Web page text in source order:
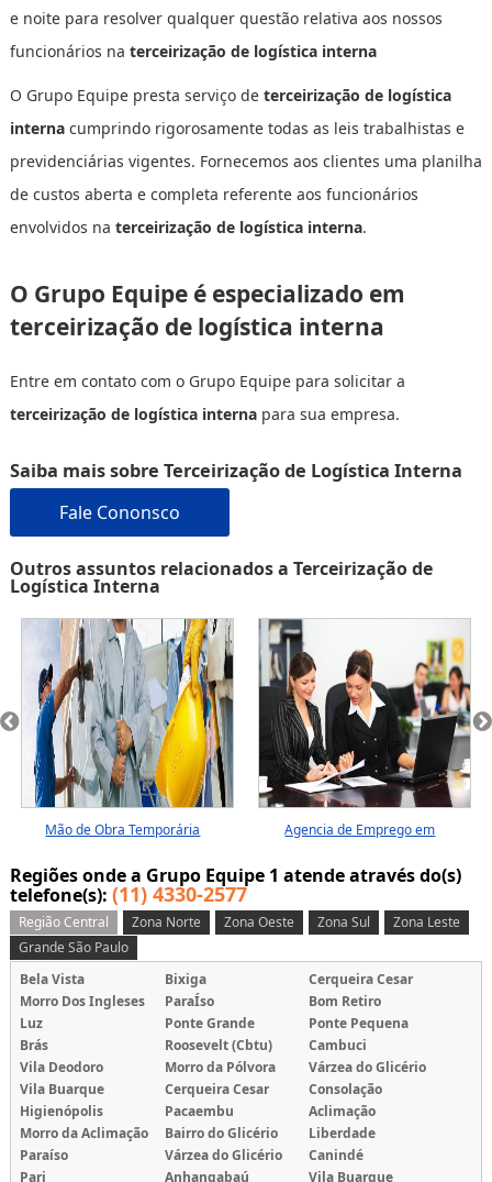
e noite para resolver qualquer questão relativa aos nossos
funcionários na terceirização de logística interna
O Grupo Equipe presta serviço de terceirização de logística
internacumprindo rigorosamente todas as leis trabalhistas e
previdenciárias vigentes. Fornecemos aos clientes uma planilha
de custos aberta e completa referente aos funcionários
envolvidos na terceirização de logística interna.
O Grupo Equipe é especializado em
terceirização de logística interna
Entre em contato com o Grupo Equipe para solicitar a
terceirização de logística internapara sua empresa.
Saiba mais sobre Terceirização de Logística Interna
Fale Cononsco
Outros assuntos relacionados a Terceirização de
Logística Interna
Mão de Obra Temporária
Agencia de Emprego em
Regiões onde a Grupo Equipe 1 atende através do(s)
telefone(s): (11) 4330-2577
Região Central Zona Norte Zona Oeste Zona Sul
Zona Leste
Grande São Paulo
Bela Vista
Bixiga
Cerqueira Cesar
Morro Dos Ingleses
ParaÍso
Bom Retiro
Luz
Ponte Grande
Ponte Pequena
Brás
Roosevelt (Cbtu)
Cambuci
Vila Deodoro
Morro da Pólvora
Várzea do Glicério
Vila Buarque
Cerqueira Cesar
Consolação
Higienópolis
Pacaembu
Aclimação
Morro da Aclimação
Bairro do Glicério
Liberdade
Paraíso
Várzea do Glicério
Canindé
Pari
Anhangabaú Vila Buarque